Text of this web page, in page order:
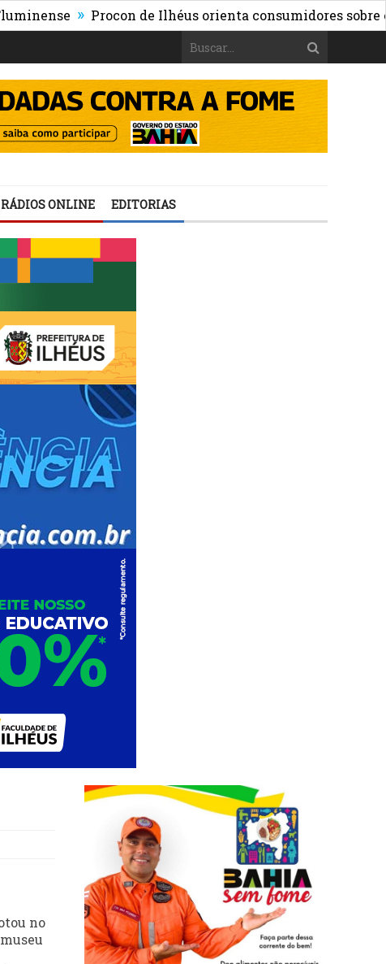
» Procon de Ilhéus orienta consumidores sobre os
RÁDIOS ONLINE EDITORIAS
no